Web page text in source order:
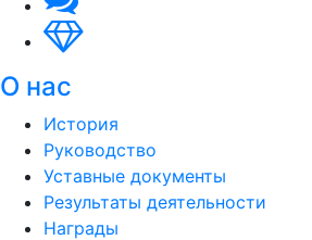
О нас
История
Руководство
Уставные документы
Результаты деятельности
Награды